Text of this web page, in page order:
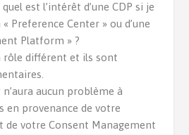
est l’intérêt d’une CDP si je
« Preference Center » ou d’une
Platform » ?
rôle différent et ils sont
n’aura aucun problème à
en provenance de votre
de votre Consent Management